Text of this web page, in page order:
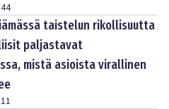
taistelun rikollisuutta
paljastavat
mistä asioista virallinen